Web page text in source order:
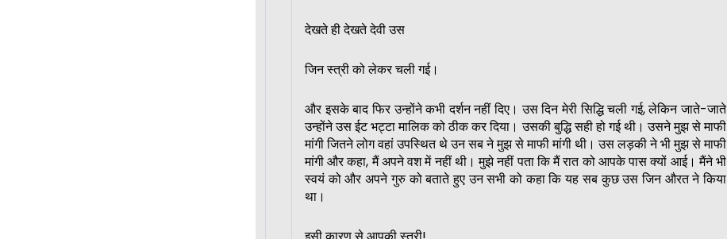
देखते ही देखते देवी उस
जिन स्त्री को लेकर चली गई।
और इसके बाद फिर उन्होंने कभी दर्शन नहीं दिए। उस दिन मेरी सिद्धि चली गई, लेकिन जाते-जाते
उन्होंने उस ईट भट्टा मालिक को ठीक कर दिया। उसकी बुद्धि सही हो गई थी। उसने मुझ से माफी
मांगी जितने लोग वहां उपस्थित थे उन सब ने मुझ से माफी मांगी थी। उस लड़की ने भी मुझ से माफी
मांगी और कहा, मैं अपने वश में नहीं थी। मुझे नहीं पता कि मैं रात को आपके पास क्यों आई। मैंने भी
स्वयं को और अपने गुरु को बताते हुए उन सभी को कहा कि यह सब कुछ उस जिन औरत ने किया
था।